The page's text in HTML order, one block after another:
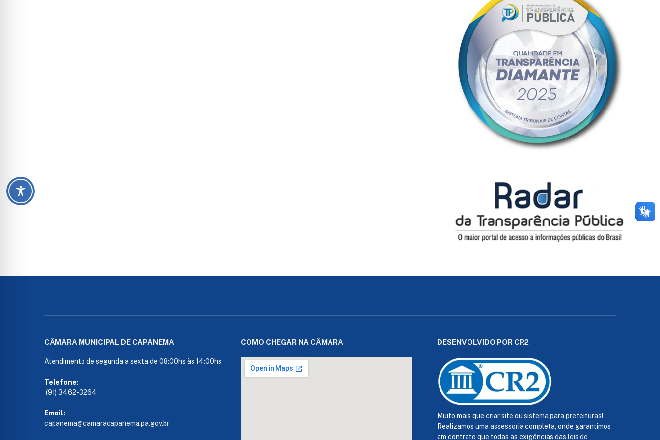
CÂMARA MUNICIPAL DE CAPANEMA
Atendimento de segunda a sexta de 08:00hs às 14:00hs
Telefone:
(91) 3462-3264
Email:
capanema@camaracapanema.pa.gov.br
COMO CHEGAR NA CÂMARA DESENVOLVIDO POR CR2
Muito mais que criar site ou sistema para prefeituras!
Realizamos uma assessoria completa, onde garantimos
em contrato que todas as exigências das leis de